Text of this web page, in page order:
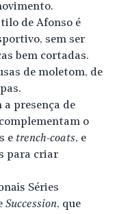
de Afonso é
sem ser
bem cortadas.
de moletom, de
a presença de
o
e trench-coats, e
para criar
Séries
Succession, que